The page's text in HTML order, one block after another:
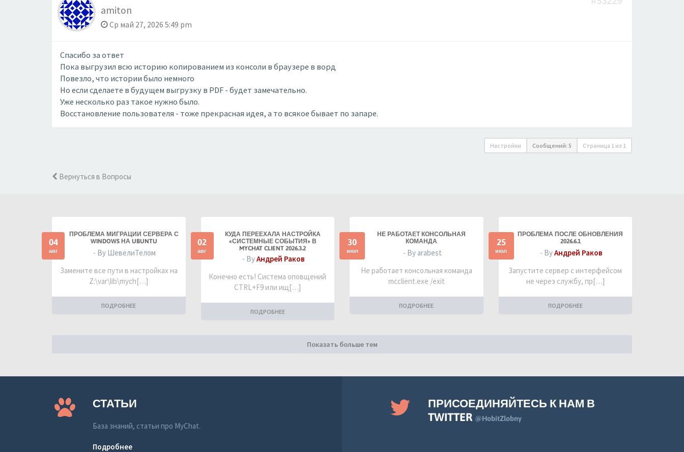
amiton
Ср май 27, 2026 5:49 pm
Спасибо за ответ
Пока выгрузил всю историю копированием из консоли в браузере в ворд
Повезло, что истории было немного
Но если сделаете в будущем выгрузку в PDF - будет замечательно.
Уже несколько раз такое нужно было.
Восстановление пользователя - тоже прекрасная идея, а то всякое бывает по запаре.
Настройки Сообщений: 5 Страница 1 из 1
Вернуться в Вопросы
04
авг
ПРОБЛЕМА МИГРАЦИИ СЕРВЕРА С
WINDOWS НА UBUNTU
- By ШевелиТелом
Замените все пути в настройках на
Z:\var\lib\mych[…]
ПОДРОБНЕЕ
02
авг
КУДА ПЕРЕЕХАЛА НАСТРОЙКА
«СИСТЕМНЫЕ СОБЫТИЯ» В
MYCHAT CLIENT 2026.3.2
- ByАндрей Раков
Конечно есть! Система оповщений
CTRL+F9 или ищ[…]
ПОДРОБНЕЕ
30
июл
НЕ РАБОТАЕТ КОНСОЛЬНАЯ
КОМАНДА
- By arabest
Не работает консольная команда
mcclient.exe /exit
ПОДРОБНЕЕ
25
июл
ПРОБЛЕМА ПОСЛЕ ОБНОВЛЕНИЯ
2026.6.1
- ByАндрей Раков
Запустите сервер с интерфейсом
не через службу, пр[…]
ПОДРОБНЕЕ
Показать больше тем
СТАТЬИ
База знаний, статьи про MyChat.
Подробнее
ПРИСОЕДИНЯЙТЕСЬ К НАМ В
TWITTER @HobitZlobny